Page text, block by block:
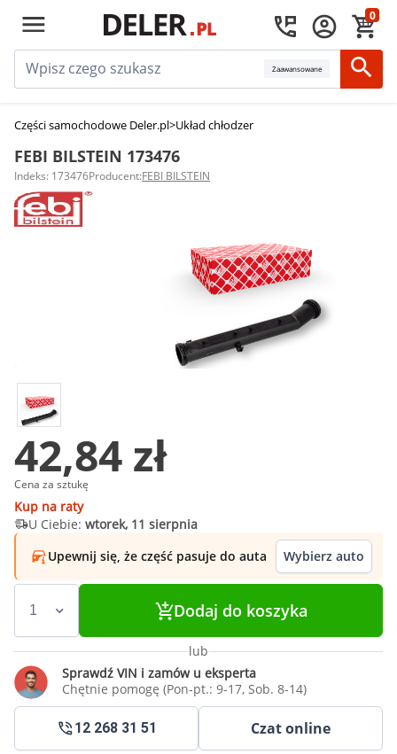
0
Zaawansowane
Części samochodowe Deler.pl>Układ chłodzenia silnika
FEBI BILSTEIN 173476
Indeks: 173476Producent:FEBI BILSTEIN
42,84 zł
Cena za sztukę
Kup na raty
U Ciebie: wtorek, 11 sierpnia
Upewnij się, że część pasuje do auta
Wybierz auto
Dodaj do koszyka
lub
Sprawdź VIN i zamów u eksperta
Chętnie pomogę (Pon-pt.: 9-17, Sob. 8-14)
12 268 31 51 Czat online